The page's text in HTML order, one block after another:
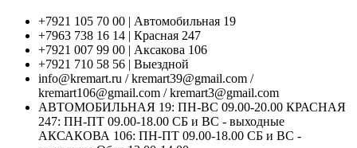
+7921 105 70 00 | Автомобильная 19
+7963 738 16 14 | Красная 247
+7921 007 99 00 | Аксакова 106
+7921 710 58 56 | Выездной
info@kremart.ru / kremart39@gmail.com /
kremart106@gmail.com / kremart3@gmail.com
АВТОМОБИЛЬНАЯ 19: ПН-ВС 09.00-20.00 КРАСНАЯ
247: ПН-ПТ 09.00-18.00 СБ и ВС - выходные
АКСАКОВА 106: ПН-ПТ 09.00-18.00 СБ и ВС -